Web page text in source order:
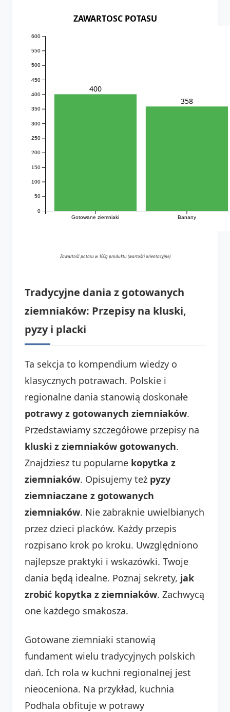
ZAWARTOSC POTASU
Gotowane ziemniaki Banany
0
50
100
150
200
250
300
350
400
450
500
550
600
400
358
Zawartość potasu w 100g produktu (wartości orientacyjne)
Tradycyjne dania z gotowanych
ziemniaków: Przepisy na kluski,
pyzy i placki
Ta sekcja to kompendium wiedzy o
klasycznych potrawach. Polskie i
regionalne dania stanowią doskonałe
potrawy z gotowanych ziemniaków.
Przedstawiamy szczegółowe przepisy na
kluski z ziemniaków gotowanych.
Znajdziesz tu popularne kopytka z
ziemniaków. Opisujemy też pyzy
ziemniaczane z gotowanych
ziemniaków. Nie zabraknie uwielbianych
przez dzieci placków. Każdy przepis
rozpisano krok po kroku. Uwzględniono
najlepsze praktyki i wskazówki. Twoje
dania będą idealne. Poznaj sekrety, jak
zrobić kopytka z ziemniaków. Zachwycą
one każdego smakosza.
Gotowane ziemniaki stanowią
fundament wielu tradycyjnych polskich
dań. Ich rola w kuchni regionalnej jest
nieoceniona. Na przykład, kuchnia
Podhala obfituje w potrawy